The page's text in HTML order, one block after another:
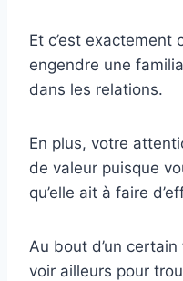
Et c’est exactement
engendre une
dans les relations.
En plus, votre
de valeur puisque
qu’elle ait à faire
Au bout d’un
voir ailleurs pour